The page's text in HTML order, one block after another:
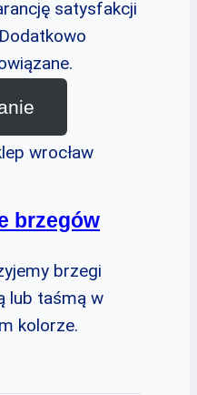
satysfakcji
brzegów
brzegi
lub taśmą w
kolorze.